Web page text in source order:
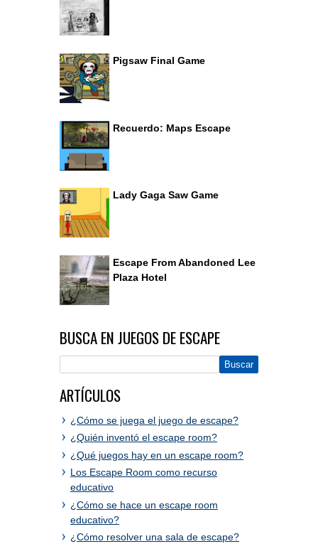
Pigsaw Final Game
Recuerdo: Maps Escape
Lady Gaga Saw Game
Escape From Abandoned Lee
Plaza Hotel
BUSCA EN JUEGOS DE ESCAPE
ARTÍCULOS
¿Cómo se juega el juego de escape?
¿Quién inventó el escape room?
¿Qué juegos hay en un escape room?
Los Escape Room como recurso
educativo
¿Cómo se hace un escape room
educativo?
¿Cómo resolver una sala de escape?